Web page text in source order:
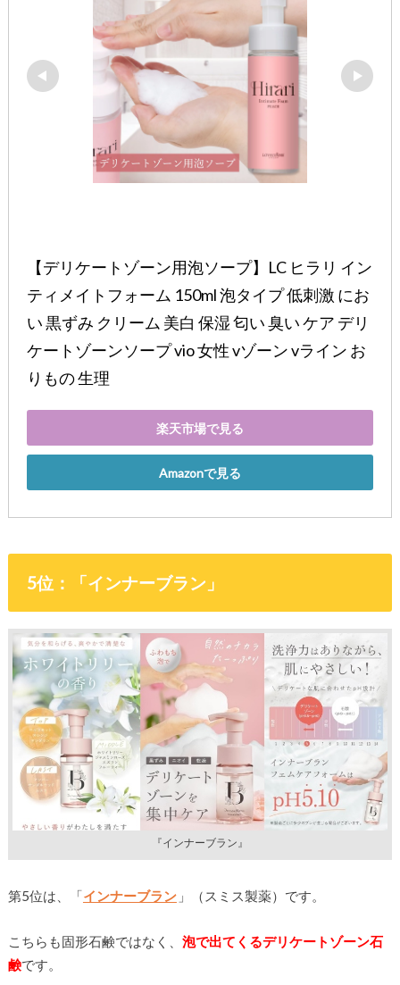
【デリケートゾーン用泡ソープ】LC ヒラリ イン
ティメイトフォーム 150ml 泡タイプ 低刺激 にお
い 黒ずみ クリーム 美白 保湿 匂い 臭い ケア デリ
ケートゾーンソープ vio 女性 vゾーン vライン お
りもの 生理
楽天市場で見る
Amazonで見る
5位：「インナーブラン」
『インナーブラン』
第5位は、「インナーブラン 」（スミス製薬）です。
こちらも固形石鹸ではなく、 泡で出てくるデリケートゾーン石
鹸です。